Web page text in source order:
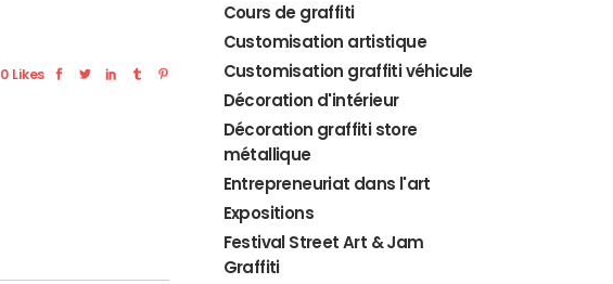
0 Likes
Cours de graffiti
Customisation artistique
Customisation graffiti véhicule
Décoration d'intérieur
Décoration graffiti store
métallique
Entrepreneuriat dans l'art
Expositions
Festival Street Art & Jam
Graffiti